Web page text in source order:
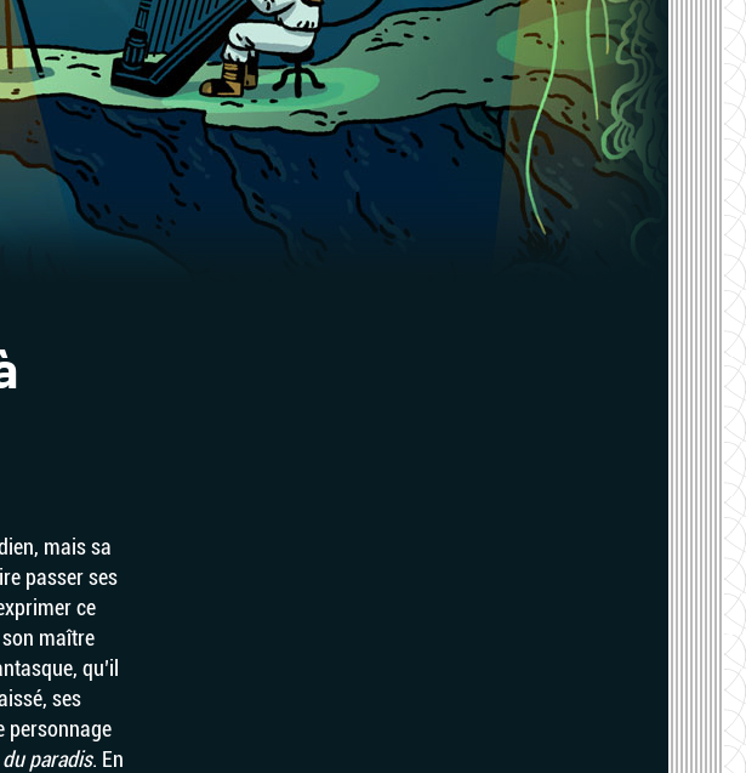
mais sa
passer ses
ce
maître
qu’il
ses
personnage
paradis. En